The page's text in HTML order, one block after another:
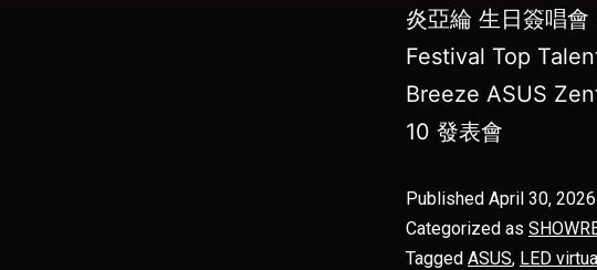
炎亞綸 生日簽唱
Festival Top
Breeze ASUS
10 發表會
Published April 30, 2026
Categorized as
Tagged ASUS, LED